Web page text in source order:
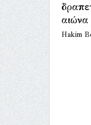
αιώνα
Hakim